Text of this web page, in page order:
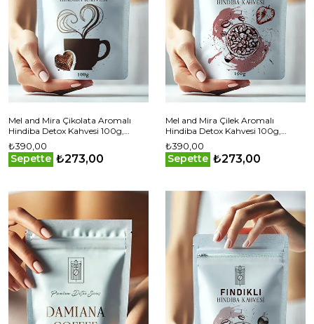
Mel and Mira Çikolata Aromalı
Hindiba Detox Kahvesi 100g,
Chocolate Flavored Chicory Detox
Coffee
₺390,00
Sepette ₺273,00
Mel and Mira Çilek Aromalı
Hindiba Detox Kahvesi 100g,
Strawberry Flavored Chicory
Detox Coffee
₺390,00
Sepette ₺273,00